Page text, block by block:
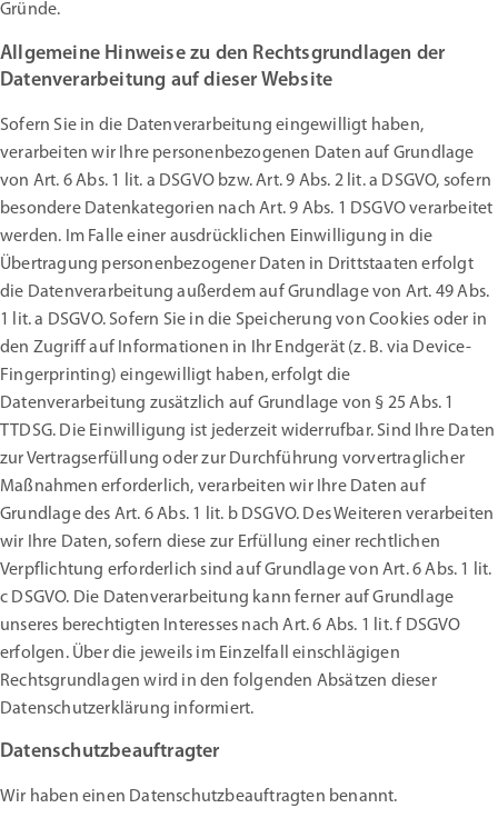
Gründe.
Allgemeine Hinweise zu den Rechtsgrundlagen der
Datenverarbeitung auf dieser Website
Sofern Sie in die Datenverarbeitung eingewilligt haben,
verarbeiten wir Ihre personenbezogenen Daten auf Grundlage
von Art. 6 Abs. 1 lit. a DSGVO bzw. Art. 9 Abs. 2 lit. a DSGVO, sofern
besondere Datenkategorien nach Art. 9 Abs. 1 DSGVO verarbeitet
werden. Im Falle einer ausdrücklichen Einwilligung in die
Übertragung personenbezogener Daten in Drittstaaten erfolgt
die Datenverarbeitung außerdem auf Grundlage von Art. 49 Abs.
1 lit. a DSGVO. Sofern Sie in die Speicherung von Cookies oder in
den Zugriff auf Informationen in Ihr Endgerät (z. B. via Device-
Fingerprinting) eingewilligt haben, erfolgt die
Datenverarbeitung zusätzlich auf Grundlage von § 25 Abs. 1
TTDSG. Die Einwilligung ist jederzeit widerrufbar. Sind Ihre Daten
zur Vertragserfüllung oder zur Durchführung vorvertraglicher
Maßnahmen erforderlich, verarbeiten wir Ihre Daten auf
Grundlage des Art. 6 Abs. 1 lit. b DSGVO. Des Weiteren verarbeiten
wir Ihre Daten, sofern diese zur Erfüllung einer rechtlichen
Verpflichtung erforderlich sind auf Grundlage von Art. 6 Abs. 1 lit.
c DSGVO. Die Datenverarbeitung kann ferner auf Grundlage
unseres berechtigten Interesses nach Art. 6 Abs. 1 lit. f DSGVO
erfolgen. Über die jeweils im Einzelfall einschlägigen
Rechtsgrundlagen wird in den folgenden Absätzen dieser
Datenschutzerklärung informiert.
Datenschutzbeauftragter
Wir haben einen Datenschutzbeauftragten benannt.